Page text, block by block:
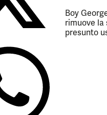
Boy
rimuove la
presunto